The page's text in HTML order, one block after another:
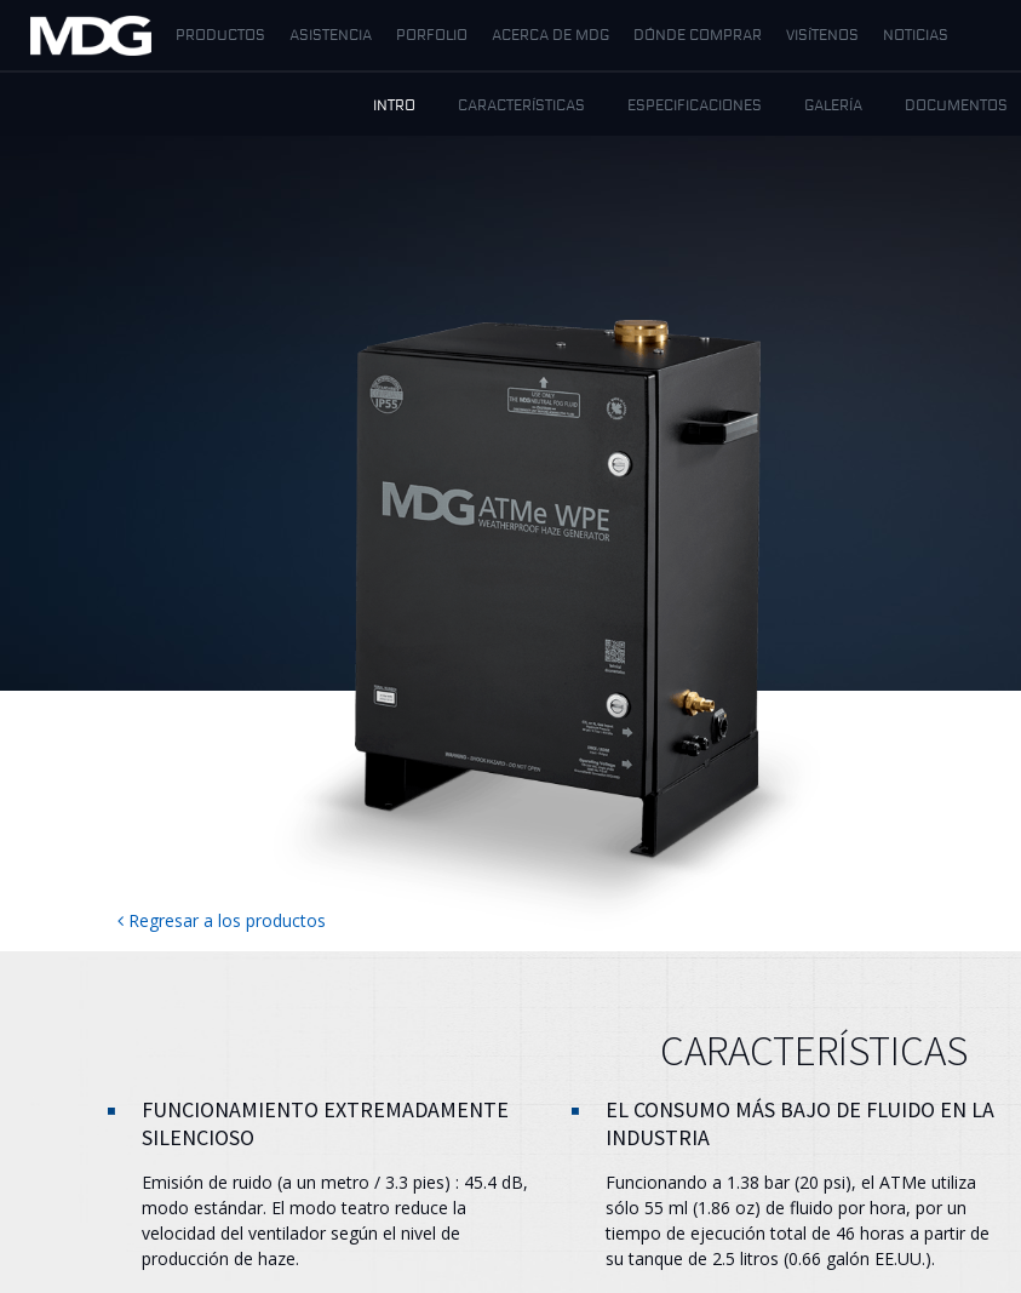
PRODUCTOS ASISTENCIA PORFOLIO ACERCA DE MDG DÓNDE COMPRAR VISÍTENOS NOTICIAS
INTRO CARACTERÍSTICAS ESPECIFICACIONES GALERÍA DOCUMENTOS
Regresar a los productos
CARACTERÍSTICAS
FUNCIONAMIENTO EXTREMADAMENTE
SILENCIOSO
Emisión de ruido (a un metro / 3.3 pies) : 45.4 dB,
modo estándar. El modo teatro reduce la
velocidad del ventilador según el nivel de
producción de haze.
EL CONSUMO MÁS BAJO DE FLUIDO EN LA
INDUSTRIA
Funcionando a 1.38 bar (20 psi), elATMe utiliza
sólo 55 ml (1.86 oz) de fluido por hora, por un
tiempo de ejecución total de 46 horas a partir de
su tanque de 2.5 litros (0.66 galón EE.UU.).